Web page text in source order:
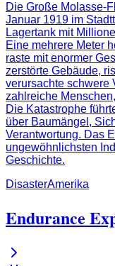
Die Große Molasse-
Januar 1919 im
Lagertank mit
Eine mehrere Meter
raste mit enormer
zerstörte Gebäude,
verursachte schwere
zahlreiche
Die Katastrophe
über Baumängel,
Verantwortung. Das
ungewöhnlichsten
Geschichte.
DisasterAmerika
Endurance